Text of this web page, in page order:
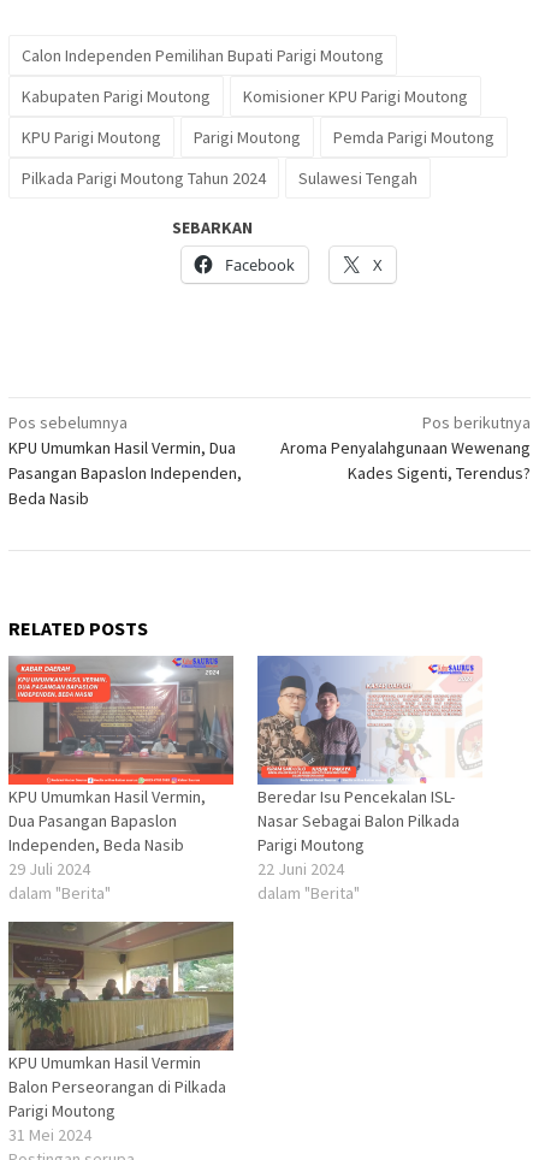
Calon Independen Pemilihan Bupati Parigi Moutong
Kabupaten Parigi Moutong
Komisioner KPU Parigi Moutong
KPU Parigi Moutong
Parigi Moutong
Pemda Parigi Moutong
Pilkada Parigi Moutong Tahun 2024
Sulawesi Tengah
SEBARKAN
Facebook
X
Navigasi
pos
Pos sebelumnya
KPU Umumkan Hasil Vermin, Dua
Pasangan Bapaslon Independen,
Beda Nasib
Pos berikutnya
Aroma Penyalahgunaan Wewenang
Kades Sigenti, Terendus?
RELATED POSTS
KPU Umumkan Hasil Vermin,
Dua Pasangan Bapaslon
Independen, Beda Nasib
29 Juli 2024
dalam "Berita"
Beredar Isu Pencekalan ISL-
Nasar Sebagai Balon Pilkada
Parigi Moutong
22 Juni 2024
dalam "Berita"
KPU Umumkan Hasil Vermin
Balon Perseorangan di Pilkada
Parigi Moutong
31 Mei 2024